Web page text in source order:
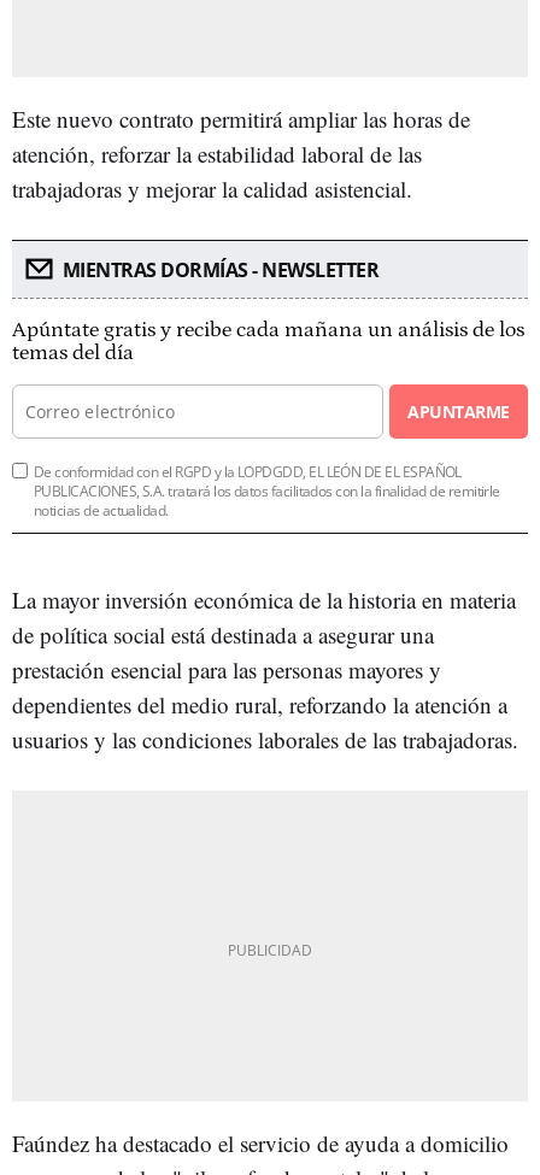
Este nuevo contrato permitirá ampliar las horas de
atención, reforzar la estabilidad laboral de las
trabajadoras y mejorar la calidad asistencial.
MIENTRAS DORMÍAS - NEWSLETTER
Apúntate gratis y recibe cada mañana un análisis de los
temas del día
APUNTARME
De conformidad con el RGPD y la LOPDGDD, EL LEÓN DE EL ESPAÑOL
PUBLICACIONES, S.A. tratará los datos facilitados con la finalidad de remitirle
noticias de actualidad.
La mayor inversión económica de la historia en materia
de política social está destinada a asegurar una
prestación esencial para las personas mayores y
dependientes del medio rural, reforzando la atención a
usuarios y las condiciones laborales de las trabajadoras.
Faúndez ha destacado el servicio de ayuda a domicilio